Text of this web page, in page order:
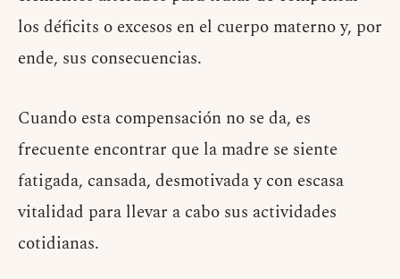
los déficits o excesos en el cuerpo materno y, por
ende, sus consecuencias.
Cuando esta compensación no se da, es
frecuente encontrar que la madre se siente
fatigada, cansada, desmotivada y con escasa
vitalidad para llevar a cabo sus actividades
cotidianas.